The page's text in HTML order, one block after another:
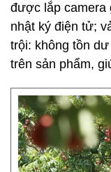
được lắp camera
nhật ký điện tử;
trội: không tồn
trên sản phẩm,